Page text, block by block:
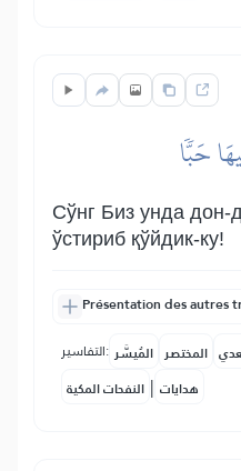
حَبّٗا
Сўнг Биз унда дон-
ўстириб қўйдик-ку!
Présentation des autres
التفاسير: المُيسَّر المختصر
النفحات المكية | هدايات